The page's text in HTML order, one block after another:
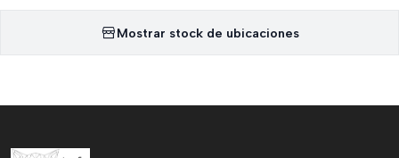
Mostrar stock de ubicaciones